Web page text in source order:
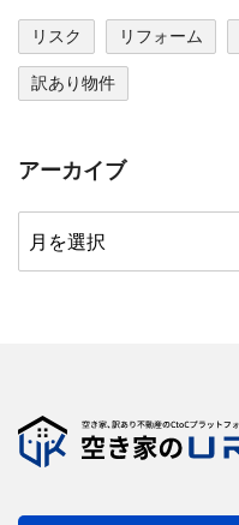
リスク リフォーム
訳あり物件
アーカイブ
ー